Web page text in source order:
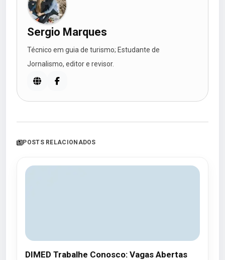
Sergio Marques
Técnico em guia de turismo; Estudante de
Jornalismo, editor e revisor.
POSTS RELACIONADOS
DIMED Trabalhe Conosco: Vagas Abertas